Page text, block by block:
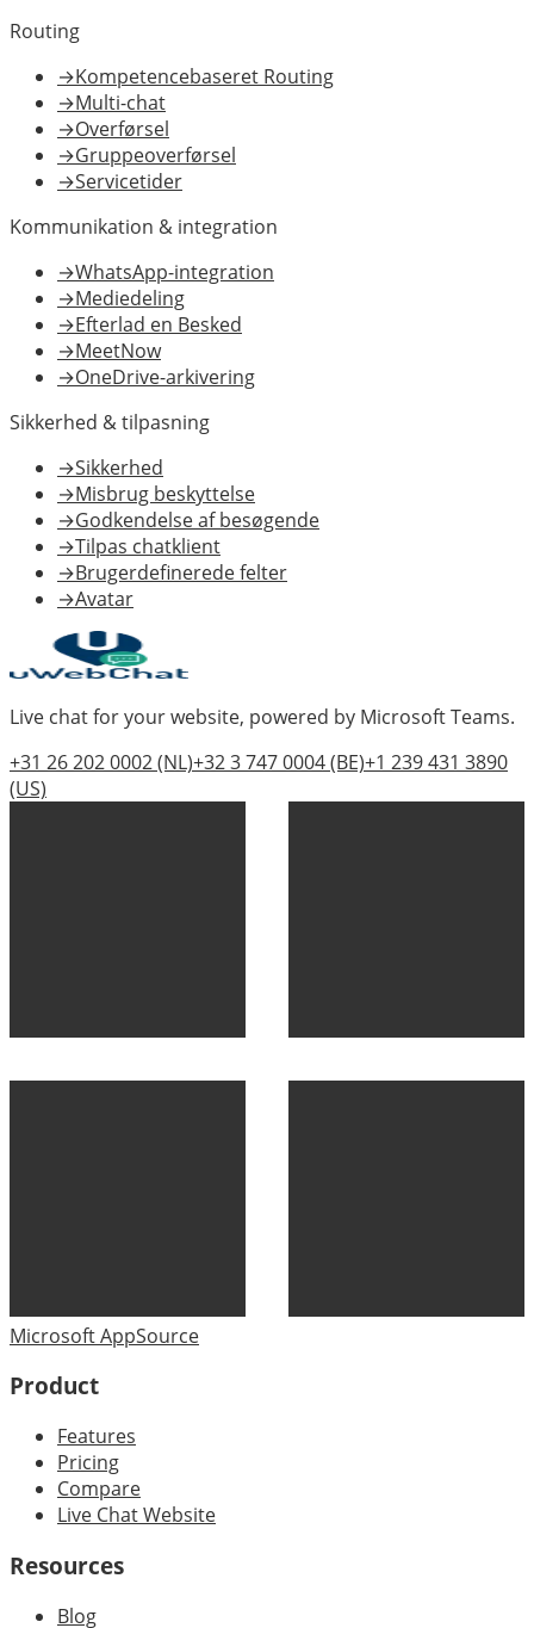
Routing
→Kompetencebaseret Routing
→Multi-chat
→Overførsel
→Gruppeoverførsel
→Servicetider
Kommunikation & integration
→WhatsApp-integration
→Mediedeling
→Efterlad en Besked
→MeetNow
→OneDrive-arkivering
Sikkerhed & tilpasning
→Sikkerhed
→Misbrug beskyttelse
→Godkendelse af besøgende
→Tilpas chatklient
→Brugerdefinerede felter
→Avatar
Live chat for your website, powered by Microsoft Teams.
+31 26 202 0002(NL)+32 3 747 0004(BE)+1 239 431 3890
(US)
Microsoft AppSource
Product
Features
Pricing
Compare
Live Chat Website
Resources
Blog